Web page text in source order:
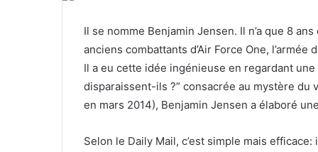
i
l
Il se nomme Benjamin Jensen. Il n’a que 8
anciens combattants d’Air Force One,
Il a eu cette idée ingénieuse en regardant
disparaissent-ils ?” consacrée au mystère du
en mars 2014), Benjamin Jensen a élaboré
Selon le Daily Mail, c’est simple mais